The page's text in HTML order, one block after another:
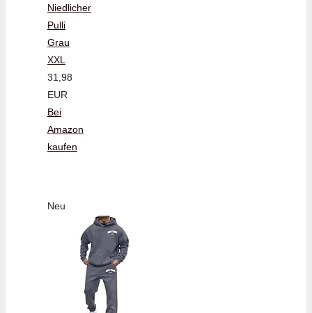
Niedlicher
Pulli
Grau
XXL
31,98
EUR
Bei
Amazon
kaufen
Neu